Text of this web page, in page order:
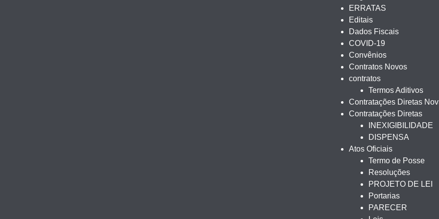
ERRATAS
Editais
Dados Fiscais
COVID-19
Convênios
Contratos Novos
contratos
Termos Aditivos
Contratações Diretas
Contratações Diretas
INEXIGIBILIDADE
DISPENSA
Atos Oficiais
Termo de Posse
Resoluções
PROJETO DE LEI
Portarias
PARECER